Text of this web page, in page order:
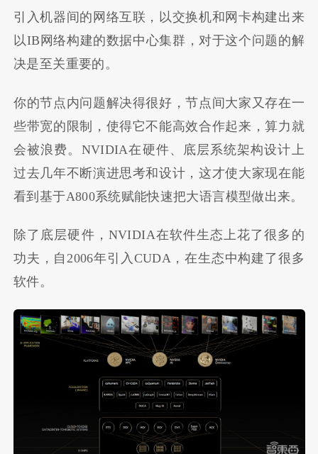
引入机器间的网络互联，以交换机和网卡构建出来
以IB网络构建的数据中心集群，对于这个问题的解
决是至关重要的。
你的节点内问题解决得很好，节点间大家又存在一
些带宽的限制，使得它不能高效合作起来，算力就
会被浪费。NVIDIA在硬件、底层系统架构设计上
过去几年不断演进思考和设计，这才使大家现在能
看到基于A800系统赋能快速把大语言模型做出来。
除了底层硬件，NVIDIA在软件生态上花了很多的
功夫，自2006年引入CUDA，在生态中构建了很多
软件。